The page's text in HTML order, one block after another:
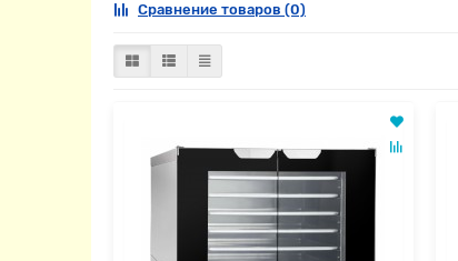
Сравнение товаров (0)